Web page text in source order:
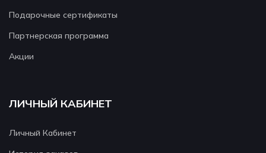
Подарочные сертификаты
Партнерская программа
Акции
ЛИЧНЫЙ КАБИНЕТ
Личный Кабинет